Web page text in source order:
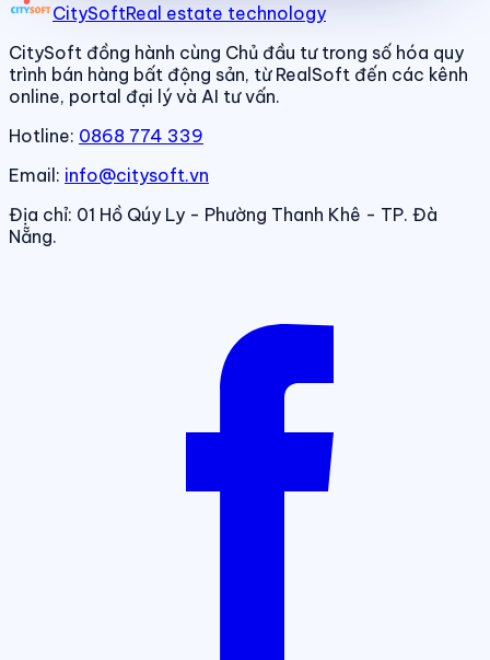
CitySoftReal estate technology
CitySoft đồng hành cùng Chủ đầu tư trong số hóa quy
trình bán hàng bất động sản, từ RealSoft đến các kênh
online, portal đại lý và AI tư vấn.
Hotline: 0868 774 339
Email: info@citysoft.vn
Địa chỉ: 01 Hồ Qúy Ly - Phường Thanh Khê - TP. Đà
Nẵng.